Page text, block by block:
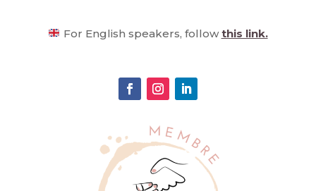
For English speakers, followthis link.